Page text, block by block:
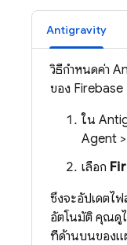
Antigravity
วิธีกำหนดค่า
ของ Firebase
ใน
Agent >
เลือก
ซึ่งจะอัปเดตไ
อัตโนมัติ คุณดู
ที่ด้านบนของแ